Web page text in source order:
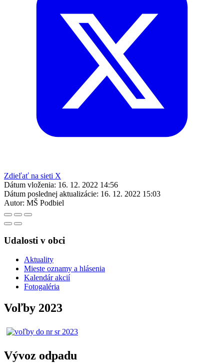
Zdieľať na sieti X
Dátum vloženia: 16. 12. 2022 14:56
Dátum poslednej aktualizácie: 16. 12. 2022 15:03
Autor: MŠ Podbiel
Udalosti v obci
Aktuality
Mieste oznamy a hlásenia
Kalendár akcií
Fotogaléria
Voľby 2023
Vývoz odpadu